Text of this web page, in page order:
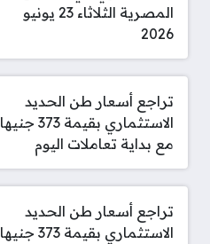
المصرية الثلاثاء 23 يونيو
2026
تراجع أسعار طن الحديد
الاستثماري بقيمة 373 جنيها
مع بداية تعاملات اليوم
تراجع أسعار طن الحديد
الاستثماري بقيمة 373 جنيها